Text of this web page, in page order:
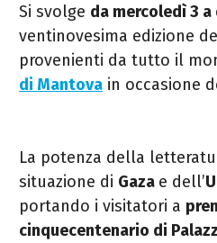
Si svolge da mercoledì 3
ventinovesima edizione
provenienti da tutto il
di Mantova in occasione
La potenza della
situazione di Gaza e dell’
portando i visitatori a
cinquecentenario di